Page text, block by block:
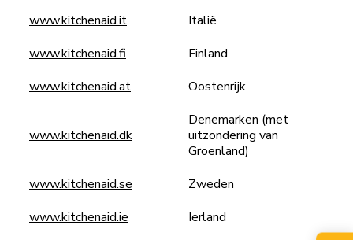
www.kitchenaid.it
Italië
www.kitchenaid.fi
Finland
www.kitchenaid.at
Oostenrijk
www.kitchenaid.dk
Denemarken (met
uitzondering van
Groenland)
www.kitchenaid.se
Zweden
www.kitchenaid.ie
Ierland